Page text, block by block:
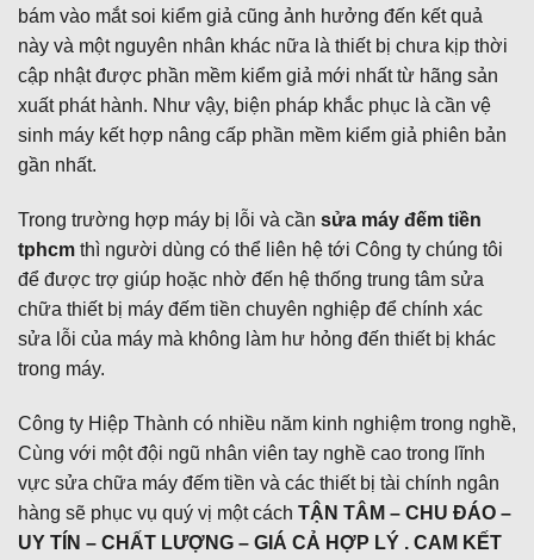
bám vào mắt soi kiểm giả cũng ảnh hưởng đến kết quả
này và một nguyên nhân khác nữa là thiết bị chưa kịp thời
cập nhật được phần mềm kiểm giả mới nhất từ hãng sản
xuất phát hành. Như vậy, biện pháp khắc phục là cần vệ
sinh máy kết hợp nâng cấp phần mềm kiểm giả phiên bản
gần nhất.
Trong trường hợp máy bị lỗi và cần sửa máy đếm tiền
tphcm thì người dùng có thể liên hệ tới Công ty chúng tôi
để được trợ giúp hoặc nhờ đến hệ thống trung tâm sửa
chữa thiết bị máy đếm tiền chuyên nghiệp để chính xác
sửa lỗi của máy mà không làm hư hỏng đến thiết bị khác
trong máy.
Công ty Hiệp Thành có nhiều năm kinh nghiệm trong nghề,
Cùng với một đội ngũ nhân viên tay nghề cao trong lĩnh
vực sửa chữa máy đếm tiền và các thiết bị tài chính ngân
hàng sẽ phục vụ quý vị một cách TẬN TÂM – CHU ĐÁO –
UY TÍN – CHẤT LƯỢNG – GIÁ CẢ HỢP LÝ . CAM KẾT